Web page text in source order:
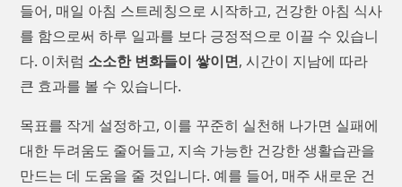
들어, 매일 아침 스트레칭으로 시작하고, 건강한 아침 식사
를 함으로써 하루 일과를 보다 긍정적으로 이끌 수 있습니
다. 이처럼 소소한 변화들이 쌓이면, 시간이 지남에 따라
큰 효과를 볼 수 있습니다.
목표를 작게 설정하고, 이를 꾸준히 실천해 나가면 실패에
대한 두려움도 줄어들고, 지속 가능한 건강한 생활습관을
만드는 데 도움을 줄 것입니다. 예를 들어, 매주 새로운 건